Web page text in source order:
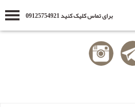
برای تماس کلیک کنید 09125754921